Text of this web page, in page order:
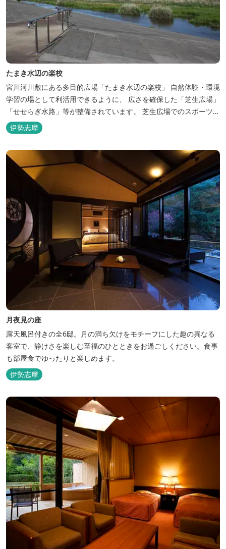
たまき水辺の楽校
宮川河川敷にある多目的広場「たまき水辺の楽校」 自然体験・環境
学習の場として利活用できるように、 広さを確保した「芝生広場」
「せせらぎ水路」等が整備されています。 芝生広場でのスポーツや
バーベキューはもちろん、 車での乗り入れも可能なため、オートキ
ャンプなどもお楽しみいただけます！ 火災防止のため、バーベキュ
ー･焚火等をする際は、 直火にならないように焚火台･コンロ等を
使...
伊勢志摩
月夜見の座
露天風呂付きの全6邸。月の満ち欠けをモチーフにした趣の異なる
客室で、静けさを楽しむ至福のひとときをお過ごしください。食事
も部屋食でゆったりと楽しめます。
伊勢志摩